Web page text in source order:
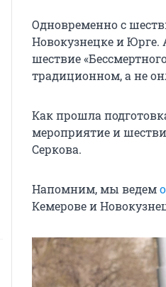
Одновременно с
Новокузнецке и Юрге.
шествие
традиционном, а не
Как прошла
мероприятие и
Серкова.
Напомним, мы ведем
Кемерове и